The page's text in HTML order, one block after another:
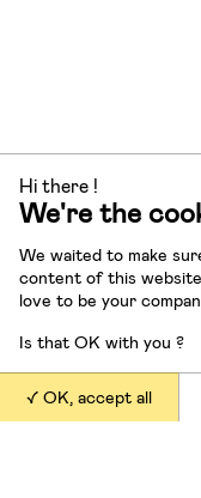
Hi there !
We're the
We waited to make
content of this
love to be your
Is that OK with you ?
OK, accept all